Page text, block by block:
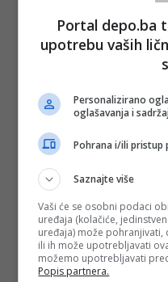
#dobrinja #hifa oil
kerozina
#sarajevo
#Anes Podić
#eko
Portal depo.ba
upotrebu vaših
Personalizirano
oglašavanja i
Pohrana i/ili pristup
Saznajte više
Vaši će se osobni podaci
uređaja (kolačiće,
uređaja) može
ili ih može upotrebljavati
možemo upotrebljavati
Popis partnera.